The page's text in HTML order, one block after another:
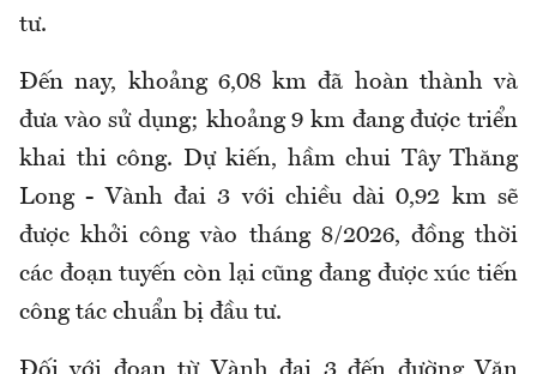
tư.
Đến nay, khoảng 6,08 km đã hoàn thành và
đưa vào sử dụng; khoảng 9 km đang được triển
khai thi công. Dự kiến, hầm chui Tây Thăng
Long - Vành đai 3 với chiều dài 0,92 km sẽ
được khởi công vào tháng 8/2026, đồng thời
các đoạn tuyến còn lại cũng đang được xúc tiến
công tác chuẩn bị đầu tư.